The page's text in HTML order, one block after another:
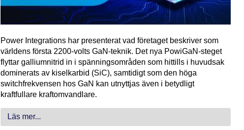
Power Integrations har presenterat vad företaget beskriver som
världens första 2200-volts GaN-teknik. Det nya PowiGaN-steget
flyttar galliumnitrid in i spänningsområden som hittills i huvudsak
dominerats av kiselkarbid (SiC), samtidigt som den höga
switchfrekvensen hos GaN kan utnyttjas även i betydligt
kraftfullare kraftomvandlare.
Läs mer...